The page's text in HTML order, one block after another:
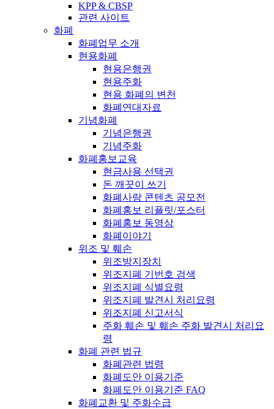
KPP & CBSP
관련 사이트
화폐
화폐업무 소개
현용화폐
현용은행권
현용주화
현용 화폐의 변천
화폐연대자료
기념화폐
기념은행권
기념주화
화폐홍보교육
현금사용 선택권
돈 깨끗이 쓰기
화폐사랑 콘텐츠 공모전
화폐홍보 리플릿/포스터
화폐홍보 동영상
화폐이야기
위조 및 훼손
위조방지장치
위조지폐 기번호 검색
위조지폐 식별요령
위조지폐 발견시 처리요령
위조지폐 신고서식
주화 훼손 및 훼손 주화 발견시 처리요
령
화폐 관련 법규
화폐관련 법령
화폐도안 이용기준
화폐도안 이용기준 FAQ
화폐교환 및 주화수급